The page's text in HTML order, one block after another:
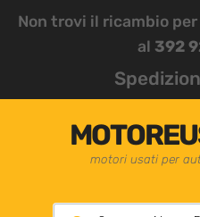
Non trovi il ricambio
al 392
motori usati per